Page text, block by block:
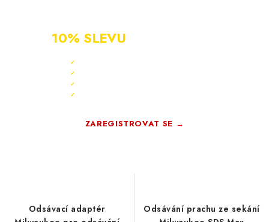
10% SLEVU
✓
✓
✓
✓
ZAREGISTROVAT SE →
Odsávací adaptér
Odsávání prachu ze sekání